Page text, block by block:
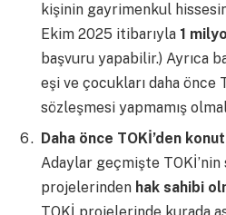
kişinin gayrimenkul
Ekim 2025 itibarıyla 1
başvuru yapabilir.) Ayrıca
eşi ve çocukları daha önce
sözleşmesi yapmamış
Daha önce TOKİ’den
Adaylar geçmişte
projelerinden hak sahibi